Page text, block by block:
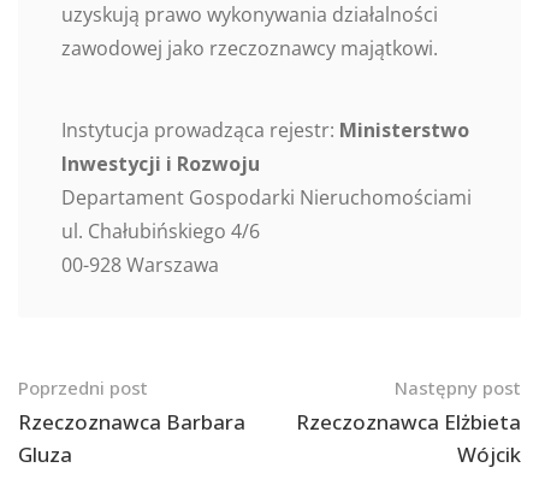
uzyskują prawo wykonywania działalności
zawodowej jako rzeczoznawcy majątkowi.
Instytucja prowadząca rejestr: Ministerstwo
Inwestycji i Rozwoju
Departament Gospodarki Nieruchomościami
ul. Chałubińskiego 4/6
00-928 Warszawa
Nawigacja
po
postach
Poprzedni post
Rzeczoznawca Barbara
Gluza
Następny post
Rzeczoznawca Elżbieta
Wójcik